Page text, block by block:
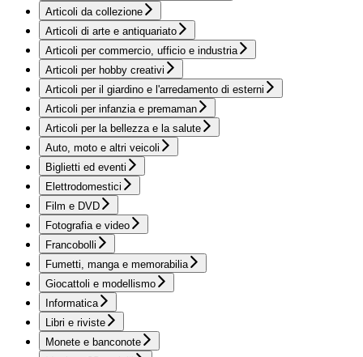
Articoli da collezione
Articoli di arte e antiquariato
Articoli per commercio, ufficio e industria
Articoli per hobby creativi
Articoli per il giardino e l'arredamento di esterni
Articoli per infanzia e premaman
Articoli per la bellezza e la salute
Auto, moto e altri veicoli
Biglietti ed eventi
Elettrodomestici
Film e DVD
Fotografia e video
Francobolli
Fumetti, manga e memorabilia
Giocattoli e modellismo
Informatica
Libri e riviste
Monete e banconote